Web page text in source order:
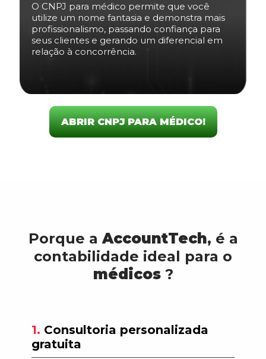
O CNPJ para médico permite que você
utilize um nome fantasia e demonstra mais
profissionalismo, passando confiança para
seus clientes e gerando um diferencial em
relação à concorrência.
ABRIR CNPJ PARA MÉDICO!
Porque aAccountTech, é a
contabilidade ideal para o
médicos?
1. Consultoria personalizada
gratuita